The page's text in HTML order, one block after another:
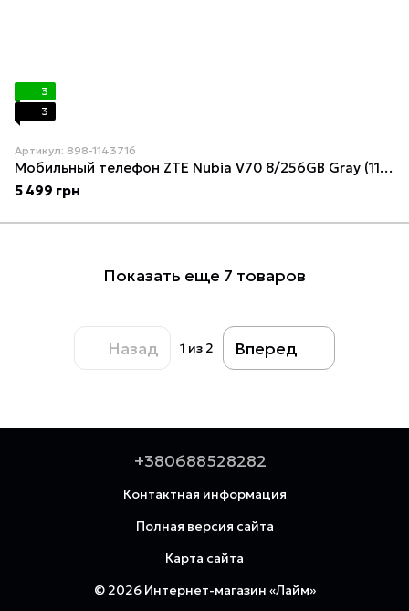
3
3
Артикул: 898-1143716
Мобильный телефон ZTE Nubia V70 8/256GB Gray (1143716)
5 499 грн
Показать еще 7 товаров
Назад 1 из 2 Вперед
+380688528282
Контактная информация
Полная версия сайта
Карта сайта
© 2026 Интернет-магазин «Лайм»